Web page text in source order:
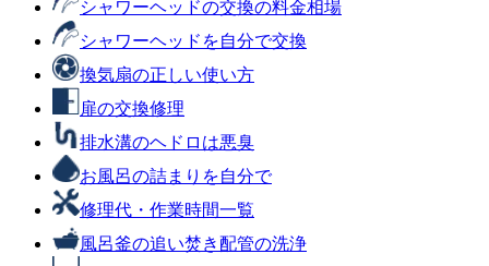
シャワーヘッドの交換の料金相場
シャワーヘッドを自分で交換
換気扇の正しい使い方
扉の交換修理
排水溝のヘドロは悪臭
お風呂の詰まりを自分で
修理代・作業時間一覧
風呂釜の追い焚き配管の洗浄